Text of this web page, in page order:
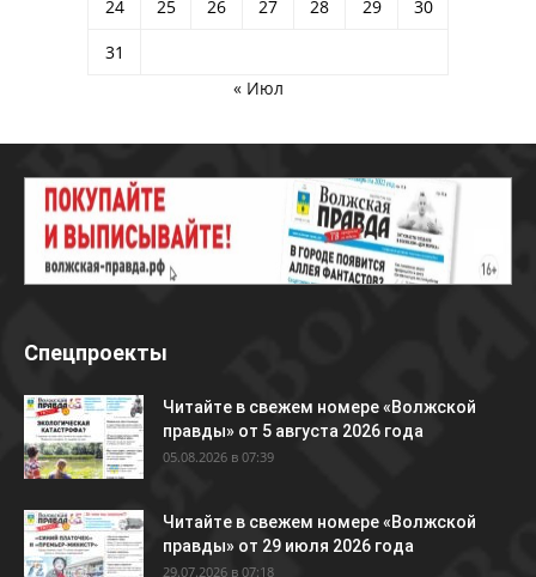
24
25 26 27 28 29
30
31
« Июл
Спецпроекты
Читайте в свежем номере «Волжской
правды» от 5 августа 2026 года
05.08.2026 в 07:39
Читайте в свежем номере «Волжской
правды» от 29 июля 2026 года
29.07.2026 в 07:18